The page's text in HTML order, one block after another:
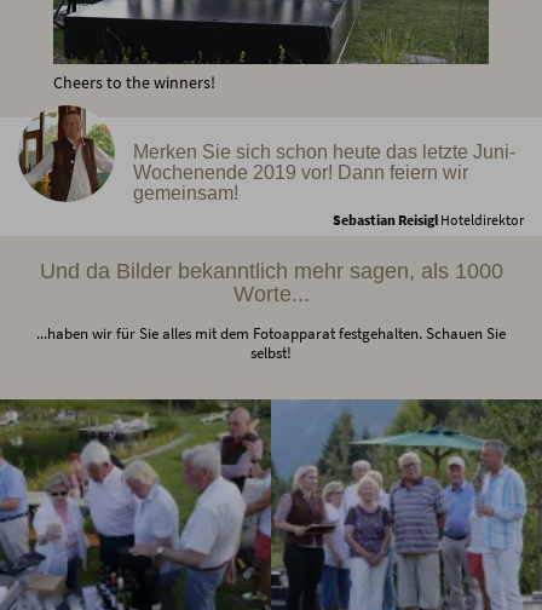
Cheers to the winners!
Merken Sie sich schon heute das letzte Juni-
Wochenende 2019 vor! Dann feiern wir
gemeinsam!
Sebastian Reisigl Hoteldirektor
Und da Bilder bekanntlich mehr sagen, als 1000
Worte...
...haben wir für Sie alles mit dem Fotoapparat festgehalten. Schauen Sie
selbst!